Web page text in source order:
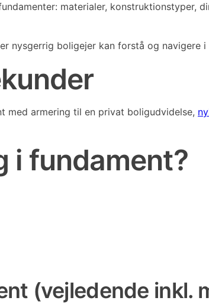
materialer, konstruktionstyper,
boligejer kan forstå og navigere
med armering til en privat boligudvidelse,
i fundament?
(vejledende inkl.